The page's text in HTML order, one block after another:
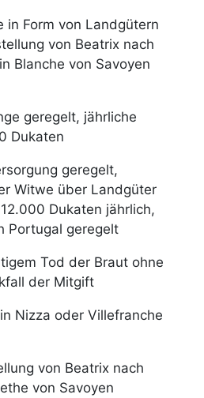
in Form von Landgütern
von Beatrix nach
Blanche von Savoyen
geregelt, jährliche
Dukaten
geregelt,
Witwe über Landgüter
Dukaten jährlich,
Portugal geregelt
Tod der Braut ohne
der Mitgift
Nizza oder Villefranche
von Beatrix nach
von Savoyen